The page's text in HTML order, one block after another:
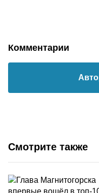
Комментарии
Смотрите также